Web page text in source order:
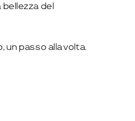
del
un passo alla volta.